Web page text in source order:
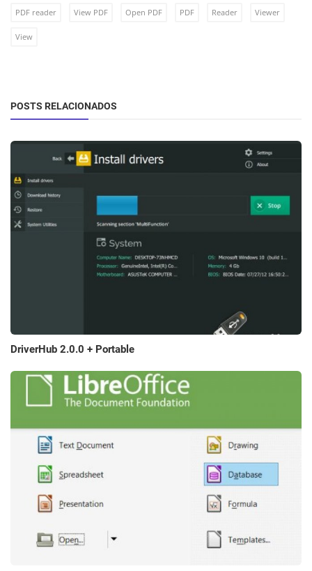
PDF reader View PDF Open PDF PDF Reader Viewer
View
POSTS RELACIONADOS
DriverHub 2.0.0 + Portable